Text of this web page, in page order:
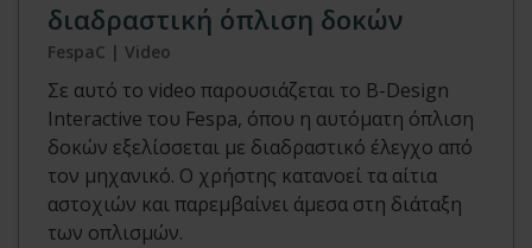
διαδραστική όπλιση δοκών
FespaC | Video
Σε αυτό το video παρουσιάζεται το B-Design
Interactive του Fespa, όπου η αυτόματη όπλιση
δοκών εξελίσσεται με διαδραστικό έλεγχο από
τον μηχανικό. Ο χρήστης κατανοεί τα αίτια
αστοχιών και παρεμβαίνει άμεσα στη διάταξη
των οπλισμών.